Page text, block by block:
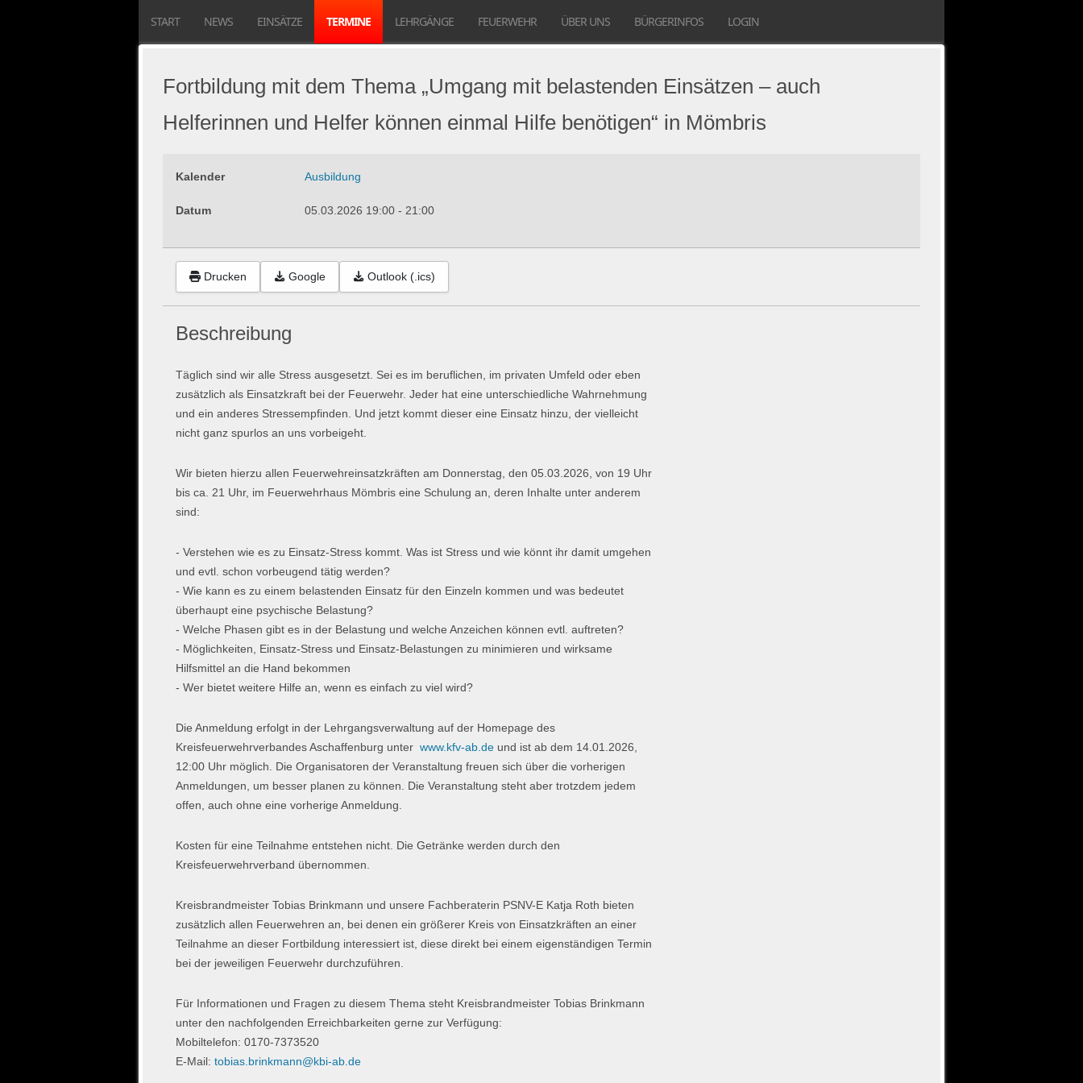
START NEWS EINSÄTZE TERMINE LEHRGÄNGE FEUERWEHR ÜBER UNS BÜRGERINFOS LOGIN
Fortbildung mit dem Thema „Umgang mit belastenden Einsätzen – auch
Helferinnen und Helfer können einmal Hilfe benötigen“ in Mömbris
Kalender Ausbildung
Datum 05.03.2026 19:00 - 21:00
Drucken Google Outlook (.ics)
Beschreibung
Täglich sind wir alle Stress ausgesetzt. Sei es im beruflichen, im privaten Umfeld oder eben
zusätzlich als Einsatzkraft bei der Feuerwehr. Jeder hat eine unterschiedliche Wahrnehmung
und ein anderes Stressempfinden. Und jetzt kommt dieser eine Einsatz hinzu, der vielleicht
nicht ganz spurlos an uns vorbeigeht.
Wir bieten hierzu allen Feuerwehreinsatzkräften am Donnerstag, den 05.03.2026, von 19 Uhr
bis ca. 21 Uhr, im Feuerwehrhaus Mömbris eine Schulung an, deren Inhalte unter anderem
sind:
- Verstehen wie es zu Einsatz-Stress kommt. Was ist Stress und wie könnt ihr damit umgehen
und evtl. schon vorbeugend tätig werden?
- Wie kann es zu einem belastenden Einsatz für den Einzeln kommen und was bedeutet
überhaupt eine psychische Belastung?
- Welche Phasen gibt es in der Belastung und welche Anzeichen können evtl. auftreten?
- Möglichkeiten, Einsatz-Stress und Einsatz-Belastungen zu minimieren und wirksame
Hilfsmittel an die Hand bekommen
- Wer bietet weitere Hilfe an, wenn es einfach zu viel wird?
Die Anmeldung erfolgt in der Lehrgangsverwaltung auf der Homepage des
Kreisfeuerwehrverbandes Aschaffenburg unter www.kfv-ab.de und ist ab dem 14.01.2026,
12:00 Uhr möglich. Die Organisatoren der Veranstaltung freuen sich über die vorherigen
Anmeldungen, um besser planen zu können. Die Veranstaltung steht aber trotzdem jedem
offen, auch ohne eine vorherige Anmeldung.
Kosten für eine Teilnahme entstehen nicht. Die Getränke werden durch den
Kreisfeuerwehrverband übernommen.
Kreisbrandmeister Tobias Brinkmann und unsere Fachberaterin PSNV-E Katja Roth bieten
zusätzlich allen Feuerwehren an, bei denen ein größerer Kreis von Einsatzkräften an einer
Teilnahme an dieser Fortbildung interessiert ist, diese direkt bei einem eigenständigen Termin
bei der jeweiligen Feuerwehr durchzuführen.
Für Informationen und Fragen zu diesem Thema steht Kreisbrandmeister Tobias Brinkmann
unter den nachfolgenden Erreichbarkeiten gerne zur Verfügung:
Mobiltelefon: 0170-7373520
E-Mail: tobias.brinkmann@kbi-ab.de